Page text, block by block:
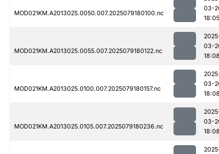
MOD021KM.A2013025.0050.007.2025079180100.nc
03-
18:05
MOD021KM.A2013025.0055.007.2025079180122.nc
03-
MOD021KM.A2013025.0100.007.2025079180157.nc
03-
MOD021KM.A2013025.0105.007.2025079180236.nc
03-